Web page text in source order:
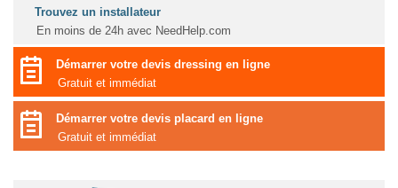
Trouvez un installateur
En moins de 24h avec NeedHelp.com
Démarrer votre devis dressing en ligne
Gratuit et immédiat
Démarrer votre devis placard en ligne
Gratuit et immédiat